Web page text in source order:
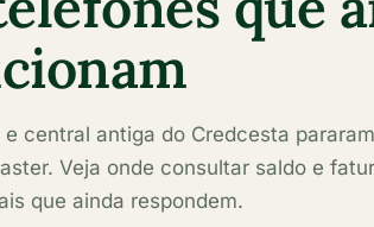
e central antiga do Credcesta
Veja onde consultar saldo e
que ainda respondem.